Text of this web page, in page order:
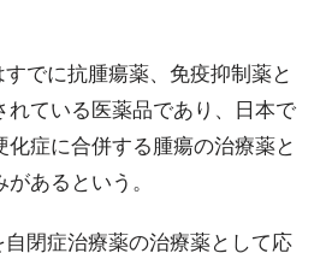
でに抗腫瘍薬、免疫抑制薬と
れている医薬品であり、日本で
化症に合併する腫瘍の治療薬と
あるという。
閉症治療薬の治療薬として応